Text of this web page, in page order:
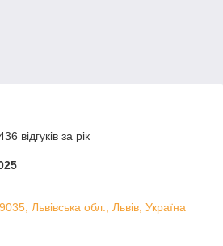
відгуків за рік
Львівська обл., Львів, Україна